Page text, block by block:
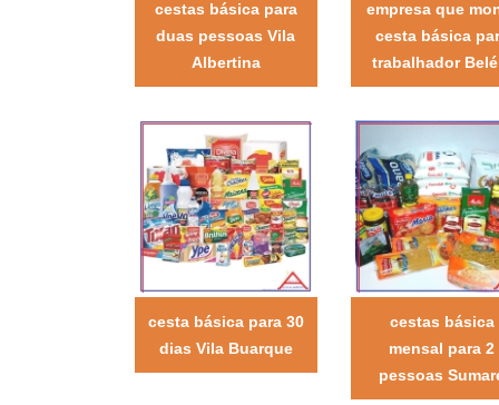
cestas básica para
duas pessoas Vila
Albertina
empresa que
cesta básica
trabalhador
cesta básica para 30
dias Vila Buarque
cestas básica
mensal para 2
pessoas